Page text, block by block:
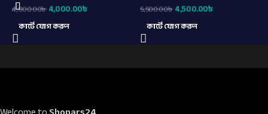
4,800.00৳4,000.00৳
কার্টে যোগ করুন
5,500.00৳4,500.00৳
কার্টে যোগ করুন